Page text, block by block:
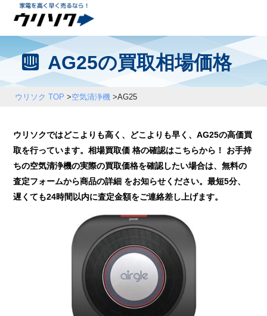
AG25の買取相場価格
ウリソク TOP >空気清浄機>AG25
ウリソクではどこよりも高く、どこよりも早く、AG25の高価買
取を行っています。相場買取価 格の確認はこちらから！ お手持
ちの空気清浄機の実際の買取価格を確認したい場合は、無料の
査定フォームから商品の詳細 をお知らせください。最短5分、
遅くても24時間以内に査定金額をご連絡差し上げます。